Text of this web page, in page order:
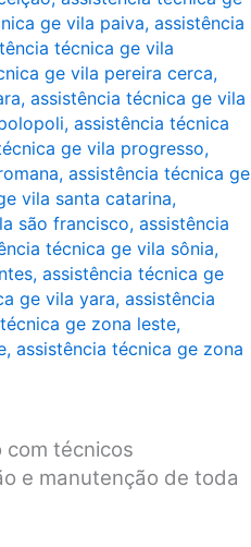
ge vila paiva, assistência
técnica ge vila
ge vila pereira cerca,
, assistência técnica ge vila
, assistência técnica
ge vila progresso,
, assistência técnica ge
vila santa catarina,
são francisco, assistência
técnica ge vila sônia,
, assistência técnica ge
ge vila yara, assistência
ge zona leste,
, assistência técnica ge zona
com técnicos
e manutenção de toda